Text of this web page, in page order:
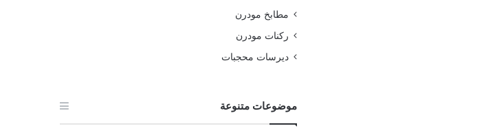
مطابخ مودرن
ركنات مودرن
ديرسات محجبات
موضوعات متنوعة